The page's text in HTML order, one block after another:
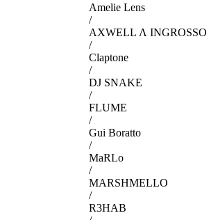
Amelie Lens
/
AXWELL Λ INGROSSO
/
Claptone
/
DJ SNAKE
/
FLUME
/
Gui Boratto
/
MaRLo
/
MARSHMELLO
/
R3HAB